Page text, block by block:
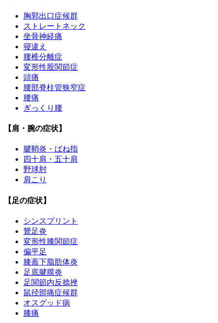
胸郭出口症候群
ストレートネック
坐骨神経痛
寝違え
腰椎分離症
変形性股関節症
頭痛
腰部脊柱管狭窄症
腰痛
ぎっくり腰
【肩・腕の症状】
腱鞘炎・ばね指
四十肩・五十肩
野球肘
肩こり
【足の症状】
シンスプリント
鵞足炎
変形性膝関節症
偏平足
膝蓋下脂肪体炎
足底腱膜炎
足関節内反捻挫
鼠径部痛症候群
オスグッド病
膝痛